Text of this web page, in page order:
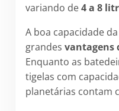
variando de4 a 8
A boa capacidade
grandes vantagens
Enquanto as
tigelas com
planetárias contam